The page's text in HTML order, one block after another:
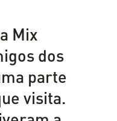
Mix
dos
parte
visita.